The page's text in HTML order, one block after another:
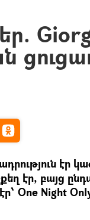
էր
էր, բայց
One Night